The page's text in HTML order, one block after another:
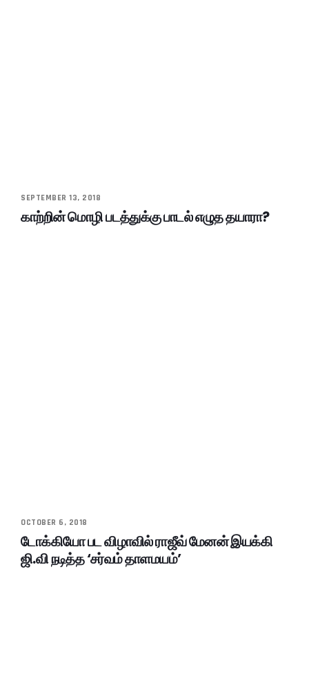
SEPTEMBER 13, 2018
காற்றின் மொழி படத்துக்கு பாடல் எழுத தயாரா?
OCTOBER 6, 2018
டோக்கியோ பட விழாவில் ராஜீவ் மேனன் இயக்கி
ஜி.வி நடித்த ‘சர்வம் தாளமயம்’